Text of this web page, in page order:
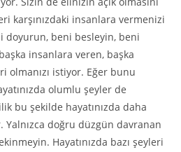
karşınızdaki insanlara vermenizi
doyurun, beni besleyin, beni
insanlara veren, başka
olmanızı istiyor. Eğer bunu
olumlu şeyler de
bu şekilde hayatınızda daha
Yalnızca doğru düzgün davranan
Hayatınızda bazı şeyleri